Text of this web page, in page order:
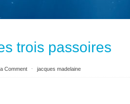
trois passoires
Comment ⋅ jacques madelaine